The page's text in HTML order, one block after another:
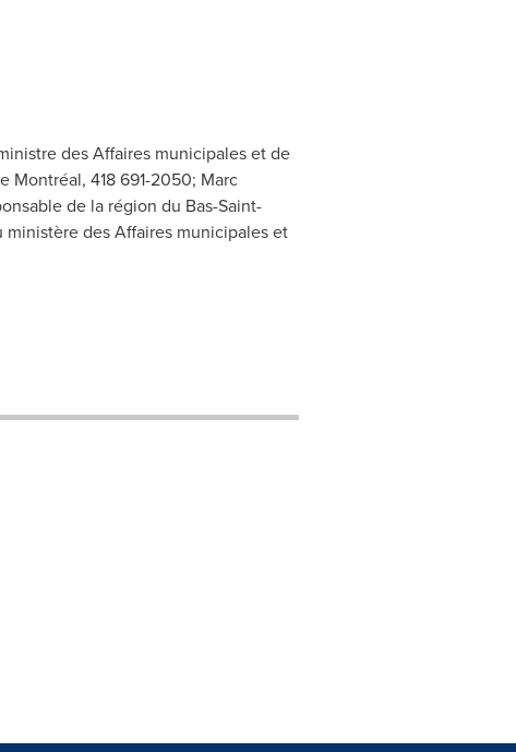
des Affaires municipales et de
418 691-2050; Marc
de la région du Bas-Saint-
des Affaires municipales et